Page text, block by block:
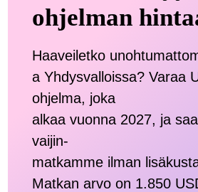
ohjelman
Haaveiletko
a Yhdysvalloissa? Varaa
ohjelma, joka
alkaa vuonna 2027, ja
vaijin-
matkamme ilman
Matkan arvo on 1.850